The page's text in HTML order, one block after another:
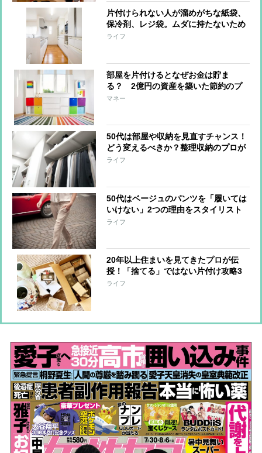
片付けられない人が溜めがちな紙袋、
保冷剤、レジ袋。ムダに持たないため
の整理術
ライフ
部屋を片付けるとなぜお金は貯ま
る？ 2億円の資産を築いた節約のプ
ロが語る理由
マネー
50代は部屋や収納を見直すチャンス！
どう変えるべきか？整理収納のプロが
解説
ライフ
50代はベージュのパンツを「履いては
いけない」2つの理由をスタイリスト
が解説
ライフ
20年以上住まいを見てきたプロが伝
授！「捨てる」ではない片付け攻略3
か条
ライフ